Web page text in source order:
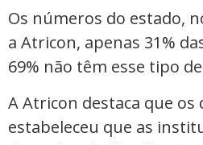
Os números do estado,
a Atricon, apenas 31%
69% não têm esse tipo
A Atricon destaca que os
estabeleceu que as